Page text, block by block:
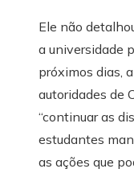
Ele não
a universidade
próximos dias,
autoridades de
“continuar as
estudantes
as ações que